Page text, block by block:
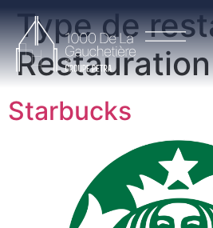
Type de
Starbucks